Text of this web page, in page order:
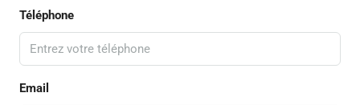
Téléphone
Email